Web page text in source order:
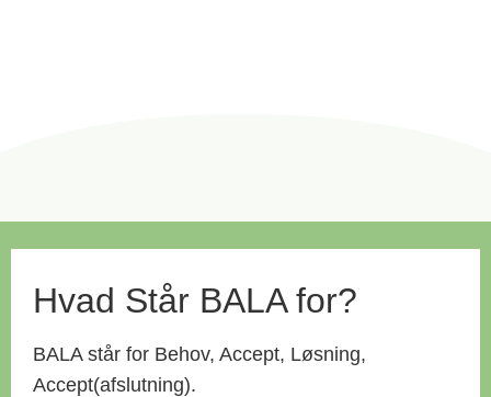
Hvad Står BALA for?
BALA står for Behov, Accept, Løsning,
Accept(afslutning).